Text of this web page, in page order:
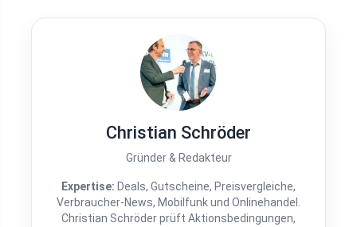
Christian Schröder
Gründer & Redakteur
Expertise: Deals, Gutscheine, Preisvergleiche,
Verbraucher-News, Mobilfunk und Onlinehandel.
Christian Schröder prüft Aktionsbedingungen,